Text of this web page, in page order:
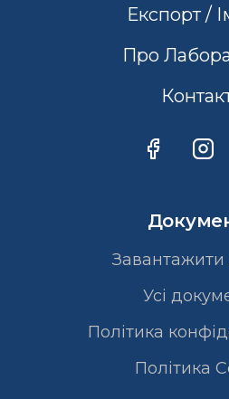
Експорт /
Про
Завантажити
Усі
Політика
Полiтика